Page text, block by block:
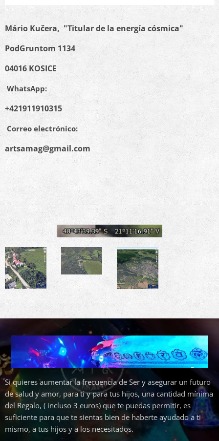
Mário Kučera, "Titular de la energía cósmica"
PodGruntom 1134
04016 KOSICE
WhatsApp:
+421911910315
Correo electrónico:
artsamag@gmail.com
Si quieres aumentar la frecuencia de Ser y asegurar un futuro
de salud y amor, para ti y para tus hijos, una cantidad mínima
del Regalo, ( incluso 3 euros) que te puedas permitir, es
suficiente para que te sientas bien de haberte ayudado a ti
mismo, a tus hijos y a los necesitados.